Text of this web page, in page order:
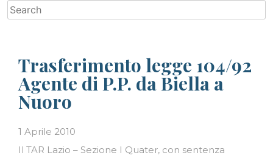
Search
for:
Trasferimento legge 104/92
Agente di P.P. da Biella a
Nuoro
1 Aprile 2010
Il TAR Lazio – Sezione I Quater, con sentenza